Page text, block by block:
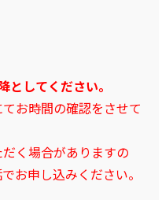
してください。
お時間の確認をさせて
く場合がありますの
お申し込みください。